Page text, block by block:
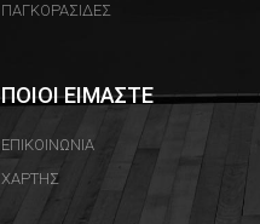
ΠΑΓΚΟΡΑΣΙΔΕΣ
ΠΟΙΟΙ ΕΙΜΑΣΤΕ
ΕΠΙΚΟΙΝΩΝΙΑ
ΧΑΡΤΗΣ